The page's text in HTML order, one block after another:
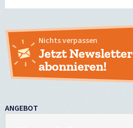
Nichts verpassen
Jetzt Newsletter
abonnieren!
ANGEBOT